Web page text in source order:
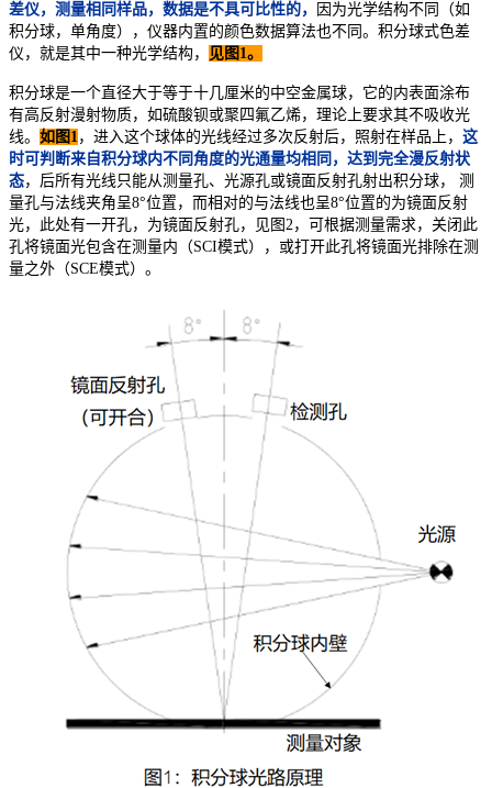
差仪，测量相同样品，数据是不具可比性的，
因为光学结构不同（如
积分球，单角度），仪器内置的颜色数据算法也不同。 积分球式色差
仪，就是其中一种光学结构，
见图 1。
积分球是一个直径大于等于十几厘米的中空金属球，它的内表面涂布
有高反射漫射物质，如硫酸钡或聚四氟乙烯，理论上要求其不吸收光
线。 如图 1，进入这个球体的光线经过多次反射后，照射在样品上， 这
时可判断来自积分球内不同角度的光通量均相同，达到完全漫反射状
态，后所有光线只能从测量孔、光源孔或镜面反射孔射出积分球， 测
量孔与法线夹角呈8°位置，而相对的与法线也呈8°位置的为镜面反射
光，此处有一开孔，为镜面反射孔，见图2，可根据测量需求，关闭此
孔将镜面光包含在测量内（SCI模式），或打开此孔将镜面光排除在测
量之外（SCE模式）。